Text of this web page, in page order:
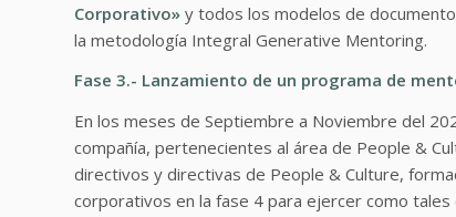
Corporativo» y todos los modelos de
la metodología Integral Generative Mentoring.
Fase 3.- Lanzamiento de un programa de
En los meses de Septiembre a Noviembre del
compañía, pertenecientes al área de People &
directivos y directivas de People & Culture,
corporativos en la fase 4 para ejercer como tales